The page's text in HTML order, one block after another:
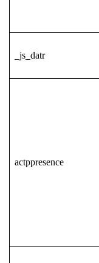
_js_datr
actppresence